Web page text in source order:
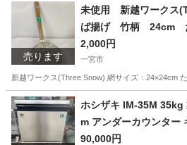
売ります
未使用 新越ワーク
ば揚げ 竹柄 24cm
一宮市 名古屋 稲沢 江
三重 愛知 グッドプライ
2,000円
一宮市
新越ワークス(Three Snow) 網サイズ：24×24cm
愛知 一宮市 調理器具
ホシザキ IM-35M 35kg
m アンダーカウンタ
愛知県 一宮市 名古屋
90,000円